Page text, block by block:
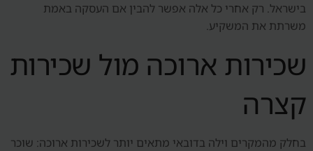
בישראל. רק אחרי כל אלה אפשר להבין אם העסקה באמת
משרתת את המשקיע.
שכירות ארוכה מול שכירות
קצרה
בחלק מהמקרים וילה בדובאי מתאים יותר לשכירות ארוכה: שוכר